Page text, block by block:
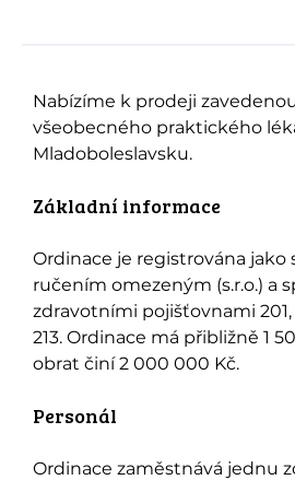
Nabízíme k prodeji
všeobecného praktického
Mladoboleslavsku.
Základní informace
Ordinace je registrována jako
ručením omezeným (s.r.o.) a
zdravotními pojišťovnami 201,
213. Ordinace má přibližně 1
obrat činí 2 000 000 Kč.
Personál
Ordinace zaměstnává jednu